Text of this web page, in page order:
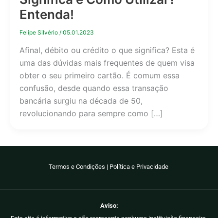
Entenda!
Felipe Silvério / 05.01.2023
Afinal, débito ou crédito o que significa? Esta é
uma das dúvidas mais frequentes de quem visa
obter o seu primeiro cartão. É comum essa
confusão, desde quando essa transação
bancária surgiu na década de 50,
revolucionando para sempre como […]
Termos e Condições | Política e Privacidade
Aviso: